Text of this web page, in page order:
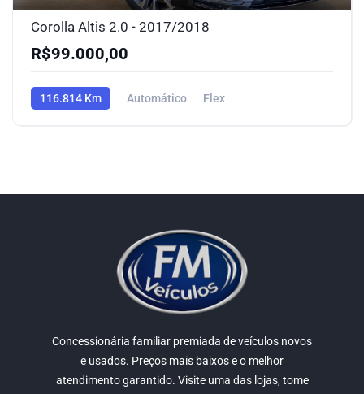
Corolla Altis 2.0 - 2017/2018
R$99.000,00
116.814 Km Automático Flex
Concessionária familiar premiada de veículos novos
e usados. Preços mais baixos e o melhor
atendimento garantido. Visite uma das lojas, tome